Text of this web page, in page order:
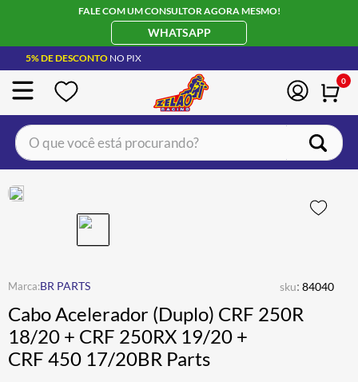
FALE COM UM CONSULTOR AGORA MESMO!
WHATSAPP
5% DE DESCONTO NO PIX
0
O que você está procurando?
BR PARTS sku: 84040
Cabo Acelerador (Duplo) CRF 250R
18/20 + CRF 250RX 19/20 +
CRF 450 17/20BR Parts
BOTA
4º ÓCULOS SOLAR
5º LUVA
6 º BAU
7 CALÇA